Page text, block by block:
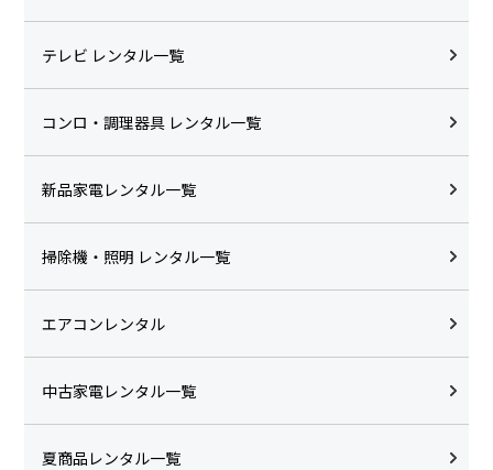
テレビ レンタル一覧
コンロ・調理器具 レンタル一覧
新品家電レンタル一覧
掃除機・照明 レンタル一覧
エアコンレンタル
中古家電レンタル一覧
夏商品レンタル一覧